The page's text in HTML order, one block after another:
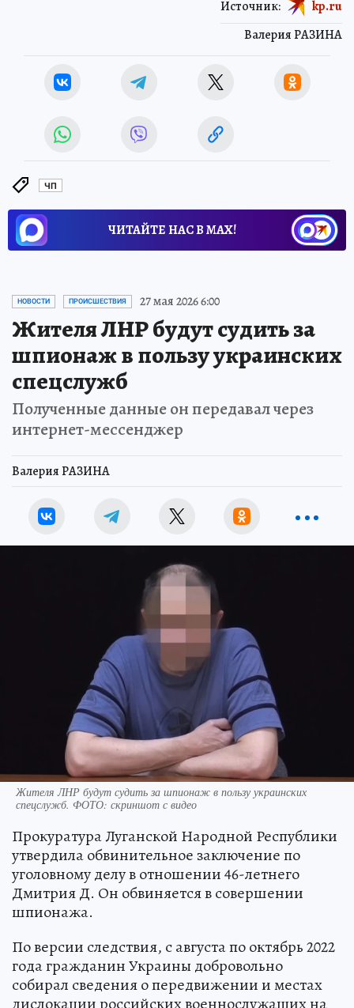
Валерия РАЗИНА
Источник: kp.ru
ЧП
ЧИТАЙТЕ НАС В МАХ!
НОВОСТИ ПРОИСШЕСТВИЯ 27 мая 2026 6:00
Жителя ЛНР будут судить за
шпионаж в пользу украинских
спецслужб
Полученные данные он передавал через
интернет-мессенджер
Валерия РАЗИНА
Жителя ЛНР будут судить за шпионаж в пользу украинских
спецслужб. ФОТО: скриншот с видео
Прокуратура Луганской Народной Республики
утвердила обвинительное заключение по
уголовному делу в отношении 46-летнего
Дмитрия Д. Он обвиняется в совершении
шпионажа.
По версии следствия, с августа по октябрь 2022
года гражданин Украины добровольно
собирал сведения о передвижении и местах
дислокации российских военнослужащих на